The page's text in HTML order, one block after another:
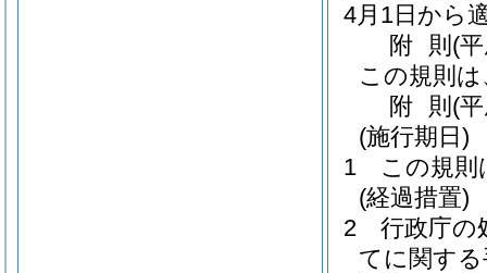
4月1日から
附 則 (
この規則
附 則 (
(施行期日)
1
この規則
(経過措置)
2
行政庁の
てに関す